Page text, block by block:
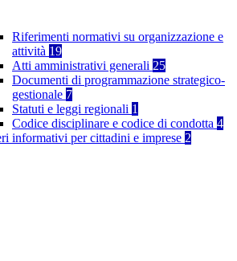
Riferimenti normativi su organizzazione e
attività 19
Atti amministrativi generali 25
Documenti di programmazione strategico-
gestionale 7
Statuti e leggi regionali 1
Codice disciplinare e codice di condotta 4
informativi per cittadini e imprese 2